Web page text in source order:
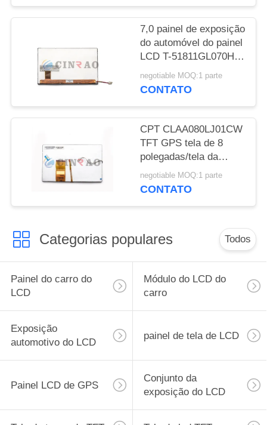
POLICY
7,0 painel de exposição
do automóvel do painel
LCD T-51811GL070H-
FW-ABN de Optrex
GPS da polegada
negotiable MOQ:1 parte
CONTATO
CPT CLAA080LJ01CW
TFT GPS tela de 8
polegadas/tela da
navegação para o
carro
negotiable MOQ:1 parte
CONTATO
Categorias populares Todos
Painel do carro do
LCD
Módulo do LCD do
carro
Exposição
automotivo do LCD
painel de tela de LCD
Painel LCD de GPS
Conjunto da
exposição do LCD